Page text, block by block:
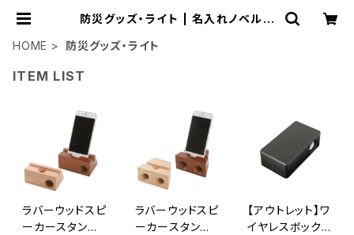
防災グッズ・ライト | 名入れノベルテ
HOME
防災グッズ・ライト
ITEM LIST
ラバーウッドスピ
ーカースタン
ラバーウッドスピ
ーカースタン
【アウトレット】ワ
イヤレスボック